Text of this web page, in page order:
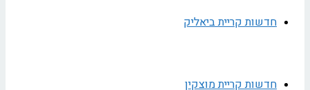
חדשות קריית ביאליק
חדשות קריית מוצקין